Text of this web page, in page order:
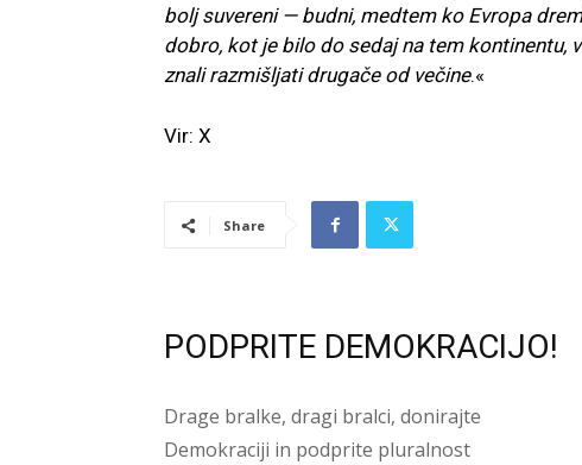
bolj suvereni — budni, medtem ko Evropa
dobro, kot je bilo do sedaj na tem kontinentu,
znali razmišljati drugače od večine.«
Vir: X
Share
PODPRITE DEMOKRACIJO!
Drage bralke, dragi bralci, donirajte
Demokraciji in podprite pluralnost